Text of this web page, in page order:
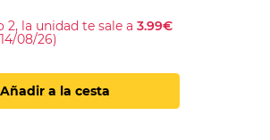
2, la unidad te sale a3.99€
08/26)
Añadir a la cesta